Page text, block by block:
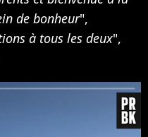
de bonheur",
à tous les deux",